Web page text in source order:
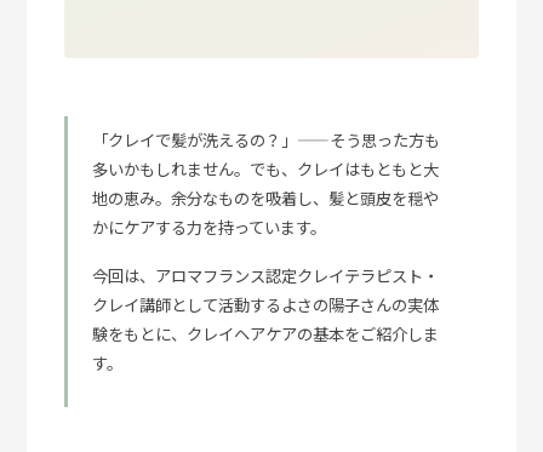
「クレイで髪が洗えるの？」——そう思った方も
多いかもしれません。でも、クレイはもともと大
地の恵み。余分なものを吸着し、髪と頭皮を穏や
かにケアする力を持っています。
今回は、アロマフランス認定クレイテラピスト・
クレイ講師として活動するよさの陽子さんの実体
験をもとに、クレイヘアケアの基本をご紹介しま
す。